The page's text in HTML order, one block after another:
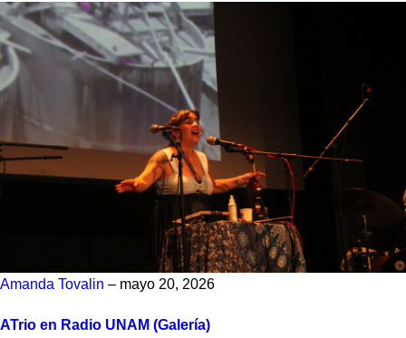
Amanda Tovalin – mayo 20, 2026
ATrio en Radio UNAM (Galería)